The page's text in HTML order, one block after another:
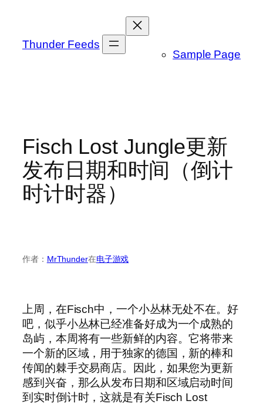
Thunder Feeds
Sample Page
Fisch Lost Jungle更新
发布日期和时间（倒计
时计时器）
作者： MrThunder在电子游戏
上周，在Fisch中，一个小丛林无处不在。好
吧，似乎小丛林已经准备好成为一个成熟的
岛屿，本周将有一些新鲜的内容。它将带来
一个新的区域，用于独家的德国，新的棒和
传闻的棘手交易商店。因此，如果您为更新
感到兴奋，那么从发布日期和区域启动时间
到实时倒计时，这就是有关Fisch Lost